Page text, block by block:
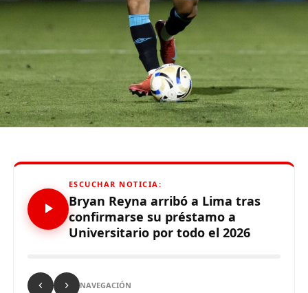
De otro lado, se reportó que supuestos hinchas de
Sporting Cristal realizaron pintas y ciertos daños en los
alrededores del Estadio Alejandro Villanueva – Matute,
durante el partido ante Carabobo por Copa Libertadores
2026. Con este panorama, se abre la posibilidad de que
Alianza Lima no preste nuevamente el recinto deportivo
a los celestes, por lo que se abre una nueva posibilidad
Comparte esto:
ESCUCHAR NOTICIA:
Bryan Reyna arribó a Lima tras
confirmarse su préstamo a
Universitario por todo el 2026
NAVEGACIÓN